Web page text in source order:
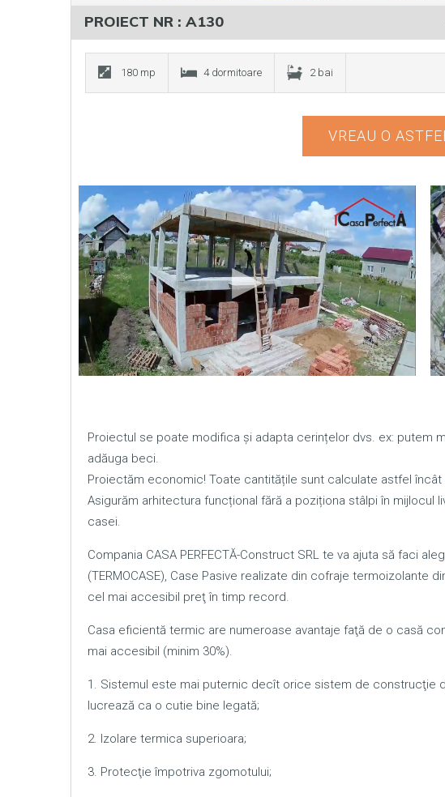
PROIECT NR : A130
180 mp 4 dormitoare 2 bai
VREAU O
Proiectul se poate modifica și adapta cerințelor dvs. ex: putem
adăuga beci.
Proiectăm economic! Toate cantitățile sunt calculate astfel
Asigurăm arhitectura funcțional fără a poziționa stâlpi în
casei.
Compania CASA PERFECTĂ-Construct SRL te va ajuta să faci
(TERMOCASE), Case Pasive realizate din cofraje termoizolante
cel mai accesibil preţ în timp record.
Casa eficientă termic are numeroase avantaje faţă de o casă
mai accesibil (minim 30%).
1. Sistemul este mai puternic decît orice sistem de construcţie
lucrează ca o cutie bine legată;
2. Izolare termica superioara;
3. Protecţie împotriva zgomotului;